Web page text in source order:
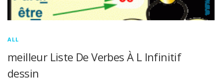
ALL
meilleur Liste De Verbes À L Infinitif
dessin